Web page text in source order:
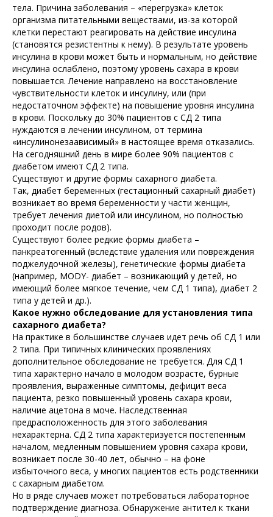
тела. Причина заболевания – «перегрузка» клеток
организма питательными веществами, из-за которой
клетки перестают реагировать на действие инсулина
(становятся резистентны к нему). В результате уровень
инсулина в крови может быть и нормальным, но действие
инсулина ослаблено, поэтому уровень сахара в крови
повышается. Лечение направлено на восстановление
чувствительности клеток и инсулину, или (при
недостаточном эффекте) на повышение уровня инсулина
в крови. Поскольку до 30% пациентов с СД 2 типа
нуждаются в лечении инсулином, от термина
«инсулинонезаависимый» в настоящее время отказались.
На сегодняшний день в мире более 90% пациентов с
диабетом имеют СД 2 типа.
Существуют и другие формы сахарного диабета.
Так, диабет беременных (гестационный сахарный диабет)
возникает во время беременности у части женщин,
требует лечения диетой или инсулином, но полностью
проходит после родов).
Существуют более редкие формы диабета –
панкреатогенный (вследствие удаления или повреждения
поджелудочной железы), генетические формы диабета
(например, MODY- диабет – возникающий у детей, но
имеющий более мягкое течение, чем СД 1 типа), диабет 2
типа у детей и др.).
Какое нужно обследование для установления типа
сахарного диабета?
На практике в большинстве случаев идет речь об СД 1 или
2 типа. При типичных клинических проявлениях
дополнительное обследование не требуется. Для СД 1
типа характерно начало в молодом возрасте, бурные
проявления, выраженные симптомы, дефицит веса
пациента, резко повышенный уровень сахара крови,
наличие ацетона в моче. Наследственная
предрасположенность для этого заболевания
нехарактерна. СД 2 типа характеризуется постепенным
началом, медленным повышением уровня сахара крови,
возникает после 30-40 лет, обычно – на фоне
избыточного веса, у многих пациентов есть родственники
с сахарным диабетом.
Но в ряде случаев может потребоваться лабораторное
подтверждение диагноза. Обнаружение антител к ткани